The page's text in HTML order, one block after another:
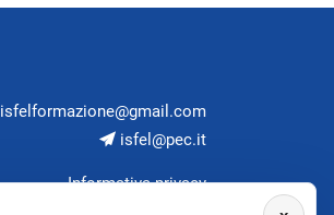
isfelformazione@gmail.com
isfel@pec.it
Informativa privacy